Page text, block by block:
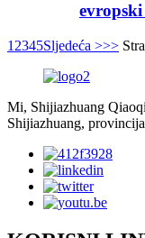
1 2345Sljedeća >>>
Mi, Shijiazhuang
Shijiazhuang,